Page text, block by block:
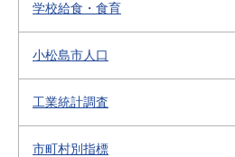
学校給食・食育
小松島市人口
工業統計調査
市町村別指標